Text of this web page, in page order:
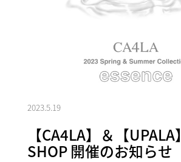
2023.5.19
【CA4LA】＆【
SHOP 開催のお知らせ